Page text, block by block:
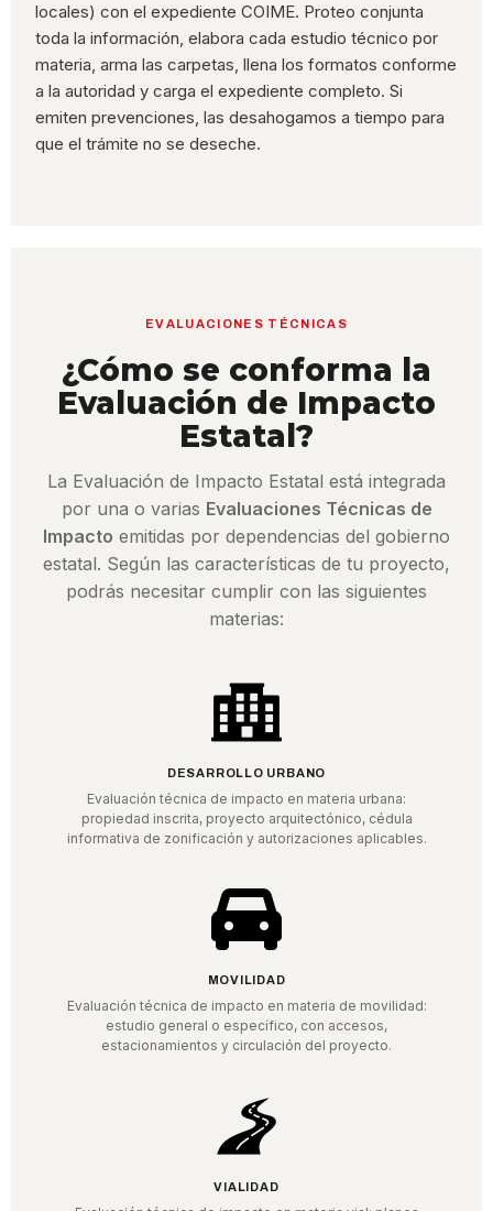
locales) con el expediente COIME. Proteo conjunta
toda la información, elabora cada estudio técnico por
materia, arma las carpetas, llena los formatos conforme
a la autoridad y carga el expediente completo. Si
emiten prevenciones, las desahogamos a tiempo para
que el trámite no se deseche.
EVALUACIONES TÉCNICAS
¿Cómo se conforma la
Evaluación de Impacto
Estatal?
La Evaluación de Impacto Estatal está integrada
por una o varias Evaluaciones Técnicas de
Impacto emitidas por dependencias del gobierno
estatal. Según las características de tu proyecto,
podrás necesitar cumplir con las siguientes
materias:
DESARROLLO URBANO
Evaluación técnica de impacto en materia urbana:
propiedad inscrita, proyecto arquitectónico, cédula
informativa de zonificación y autorizaciones aplicables.
MOVILIDAD
Evaluación técnica de impacto en materia de movilidad:
estudio general o específico, con accesos,
estacionamientos y circulación del proyecto.
VIALIDAD